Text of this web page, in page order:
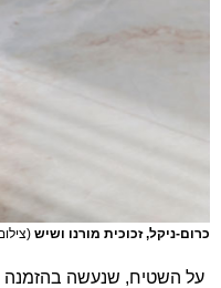
כרום-ניקל, זכוכית מורנו ושיש
על השטיח, שנעשה בהזמנה